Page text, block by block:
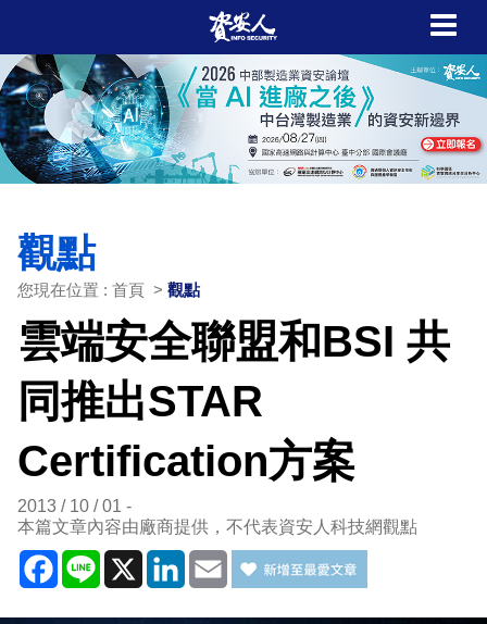
觀點
您現在位置 : 首頁 > 觀點
雲端安全聯盟和BSI 共
同推出STAR
Certification方案
2013 / 10 / 01
本篇文章內容由廠商提供，不代表資安人科技網觀點
Facebook
Line X LinkedIn
Email